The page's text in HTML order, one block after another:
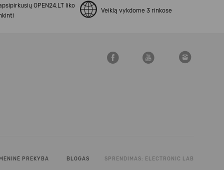
OPEN24.LT liko
Veiklą vykdome 3 rinkose
PREKYBA BLOGAS SPRENDIMAS: ELECTRONIC LAB